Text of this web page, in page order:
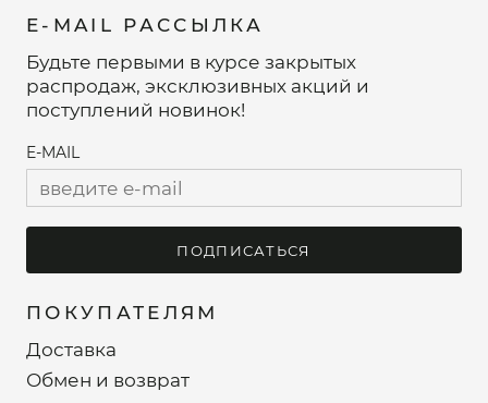
ПОКУПАТЕЛЯМ
Доставка
Обмен и возврат
E-MAIL РАССЫЛКА
Будьте первыми в курсе закрытых
распродаж, эксклюзивных акций и
поступлений новинок!
E-MAIL
ПОДПИСАТЬСЯ